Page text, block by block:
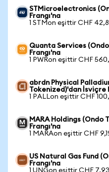
STMicroelectronics
Frangı'na
1 STMon eşittir CHF
Quanta Services
Frangı'na
1 PWRon eşittir CHF
abrdn Physical
Tokenized)'dan İsviçre
1 PALLon eşittir CHF
MARA Holdings (Ondo
Frangı'na
1 MARAon eşittir CHF
US Natural Gas Fund
Frangı'na
1 UNGon eşittir CHF 7,93